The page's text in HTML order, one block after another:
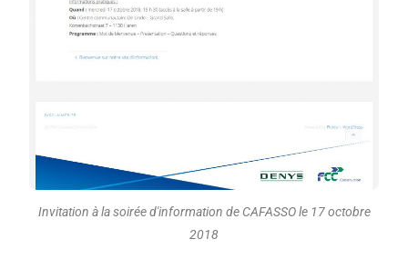
Invitation à la soirée d'information de CAFASSO le 17 octobre
2018